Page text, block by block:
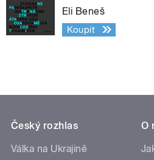
Eli Beneš
Koupit
Český rozhlas
Válka na Ukrajině
O